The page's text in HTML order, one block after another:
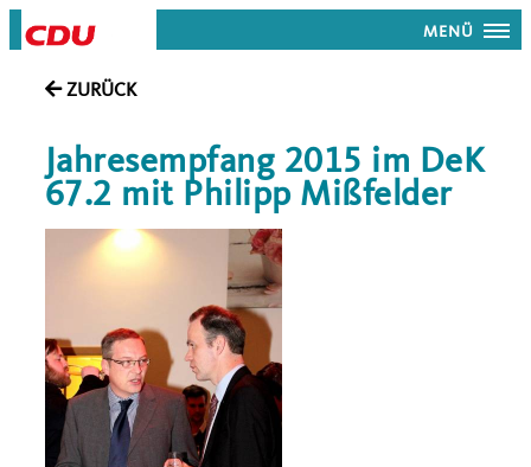
MENÜ
ZURÜCK
Jahresempfang 2015 im DeK
67.2 mit Philipp Mißfelder